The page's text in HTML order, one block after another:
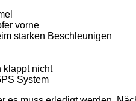
vorne
starken Beschleunigen
klappt nicht
System